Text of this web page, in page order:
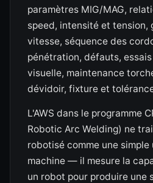
paramètres MIG/MAG,
speed, intensité et tension,
vitesse, séquence des
pénétration, défauts,
visuelle, maintenance
dévidoir, fixture et
L'AWS dans le programme
Robotic Arc Welding) ne
robotisé comme une
machine — il mesure la
un robot pour produire une